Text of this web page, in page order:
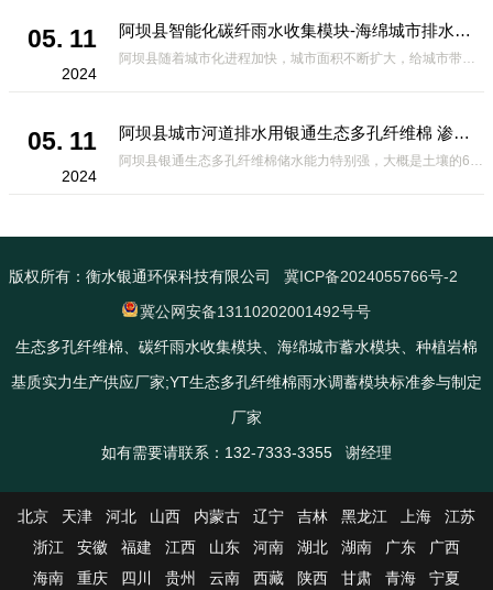
05. 11
2024
阿坝县智能化碳纤雨水收集模块-海绵城市排水蓄水系统的优选项
阿坝县随着城市化进程加快，城市面积不断扩大，给城市带来的问题也随之增加。其中之一就是水资源的短缺。雨水收集是一种解决城市水资源短缺的有效途径。在雨水收集技术中，智能化碳纤雨水收集模块的出现，为解决城市水资源
05. 11
2024
阿坝县城市河道排水用银通生态多孔纤维棉 渗透性好重量轻
阿坝县银通生态多孔纤维棉储水能力特别强，大概是土壤的6倍，所以在下暴雨或者是严重的雨雪天气时，能将降水量很好的吸收掉，到了天气晴朗之后又会将这些水分蒸发到空气中。这种材料在绿化环保上能起到很大的作用，能够大
版权所有：衡水银通环保科技有限公司
冀ICP备2024055766号-2
冀公网安备13110202001492号号
生态多孔纤维棉、碳纤雨水收集模块、海绵城市蓄水模块、种植岩棉
基质实力生产供应厂家;YT生态多孔纤维棉雨水调蓄模块标准参与制定
厂家
如有需要请联系：132-7333-3355 谢经理
北京 天津 河北 山西 内蒙古 辽宁 吉林 黑龙江 上海
江苏
浙江
安徽 福建 江西 山东 河南 湖北 湖南 广东
广西
海南
重庆 四川 贵州 云南 西藏 陕西 甘肃 青海 宁夏